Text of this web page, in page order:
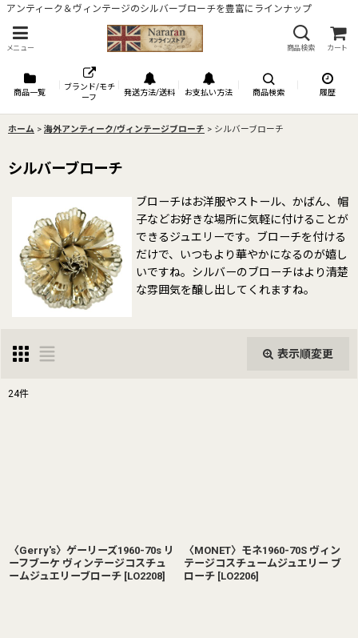
アンティーク＆ヴィンテージのシルバーブローチを豊富にラインナップ
メニュー 商品検索 カート
商品一覧
ブランド/モチ
ーフ
発送方法/送料 お支払い方法 商品検索 履歴
ホーム > 海外アンティーク/ヴィンテージブローチ > シルバーブローチ
シルバーブローチ
ブローチはお洋服やストール、かばん、帽
子などお好きな場所に気軽に付けることが
できるジュエリーです。ブローチを付ける
だけで、いつもより華やかになるのが嬉し
いですね。シルバーのブローチはより清楚
な雰囲気を醸し出してくれますね。
表示順変更
24件
〈Gerry's〉ゲーリーズ1960-70s リ
ーフブーケ ヴィンテージコスチュ
ームジュエリーブローチ [LO2208]
〈MONET〉モネ1960-70S ヴィン
テージコスチュームジュエリー ブ
ローチ [LO2206]